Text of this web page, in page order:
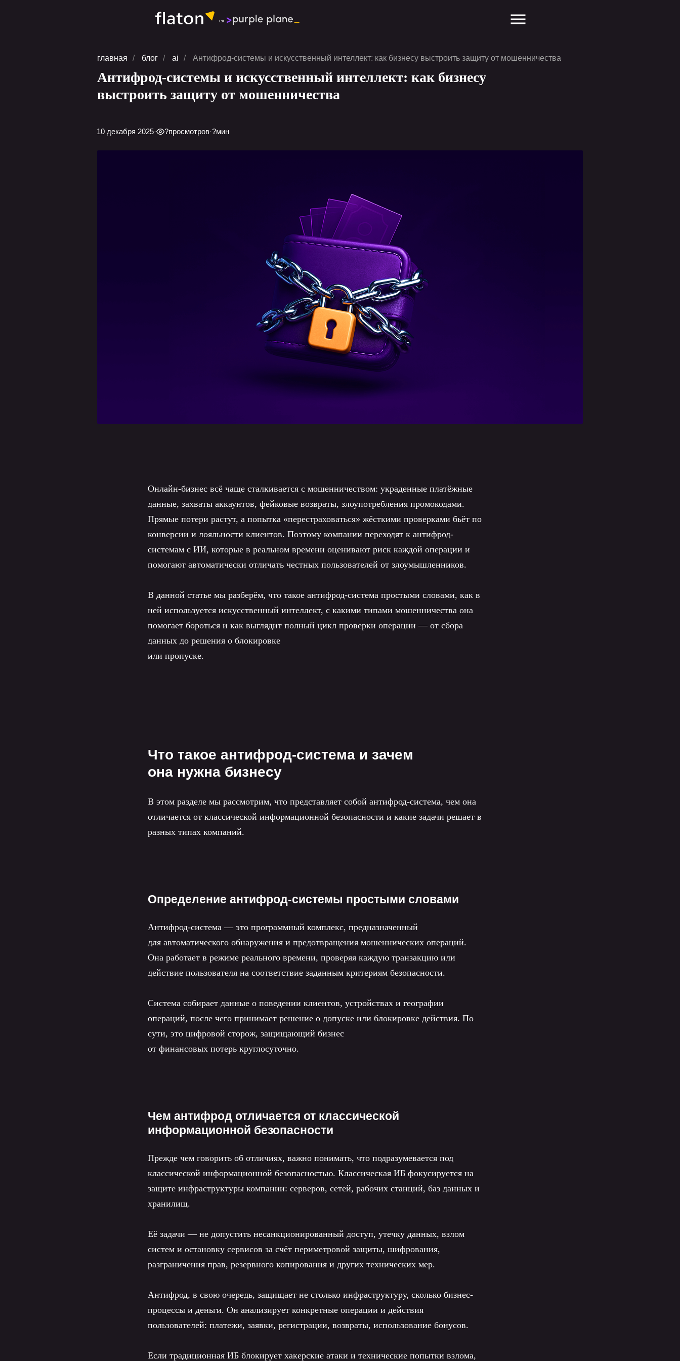
главная / блог / ai / Антифрод-системы и искусственный интеллект: как бизнесу выстроить защиту от мошенничества
Антифрод-системы и искусственный интеллект: как бизнесу
выстроить защиту от мошенничества
10 декабря 2025· ?просмотров·?мин
Обсуждаем тренды AI,
Онлайн-бизнес всё чаще сталкивается с мошенничеством: украденные платёжные
данные, захваты аккаунтов, фейковые возвраты, злоупотребления промокодами.
Прямые потери растут, а попытка «перестраховаться» жёсткими проверками бьёт по
конверсии и лояльности клиентов. Поэтому компании переходят к антифрод-
системам с ИИ, которые в реальном времени оценивают риск каждой операции и
помогают автоматически отличать честных пользователей от злоумышленников.
В данной статье мы разберём, что такое антифрод-система простыми словами, как в
ней используется искусственный интеллект, с какими типами мошенничества она
помогает бороться и как выглядит полный цикл проверки операции — от сбора
данных до решения о блокировке
или пропуске.
Что такое антифрод-система и зачем
она нужна бизнесу
В этом разделе мы рассмотрим, что представляет собой антифрод-система, чем она
отличается от классической информационной безопасности и какие задачи решает в
разных типах компаний.
Определение антифрод-системы простыми словами
Антифрод-система — это программный комплекс, предназначенный
для автоматического обнаружения и предотвращения мошеннических операций.
Она работает в режиме реального времени, проверяя каждую транзакцию или
действие пользователя на соответствие заданным критериям безопасности.
Система собирает данные о поведении клиентов, устройствах и географии
операций, после чего принимает решение о допуске или блокировке действия. По
сути, это цифровой сторож, защищающий бизнес
от финансовых потерь круглосуточно.
Чем антифрод отличается от классической
информационной безопасности
Прежде чем говорить об отличиях, важно понимать, что подразумевается под
классической информационной безопасностью. Классическая ИБ фокусируется на
защите инфраструктуры компании: серверов, сетей, рабочих станций, баз данных и
хранилищ.
Её задачи — не допустить несанкционированный доступ, утечку данных, взлом
систем и остановку сервисов за счёт периметровой защиты, шифрования,
разграничения прав, резервного копирования и других технических мер.
Антифрод, в свою очередь, защищает не столько инфраструктуру, сколько бизнес-
процессы и деньги. Он анализирует конкретные операции и действия
пользователей: платежи, заявки, регистрации, возвраты, использование бонусов.
Если традиционная ИБ блокирует хакерские атаки и технические попытки взлома,